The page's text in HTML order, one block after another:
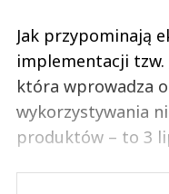
Jak przypominają
implementacji tzw.
która wprowadza
wykorzystywania
produktów – to 3